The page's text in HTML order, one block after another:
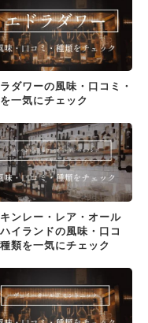
ダワーの風味・口コミ・
一気にチェック
ンレー・レア・オール
イランドの風味・口コ
類を一気にチェック